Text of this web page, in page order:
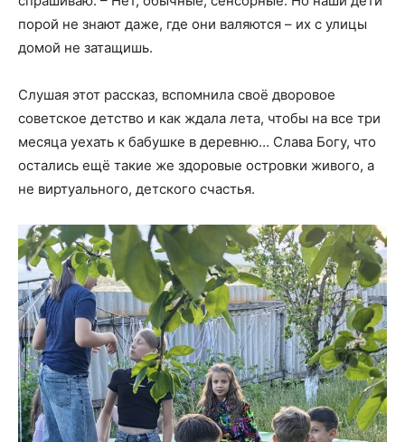
порой не знают даже, где они валяются – их с улицы
домой не затащишь.
Слушая этот рассказ, вспомнила своё дворовое
советское детство и как ждала лета, чтобы на все три
месяца уехать к бабушке в деревню… Слава Богу, что
остались ещё такие же здоровые островки живого, а
не виртуального, детского счастья.